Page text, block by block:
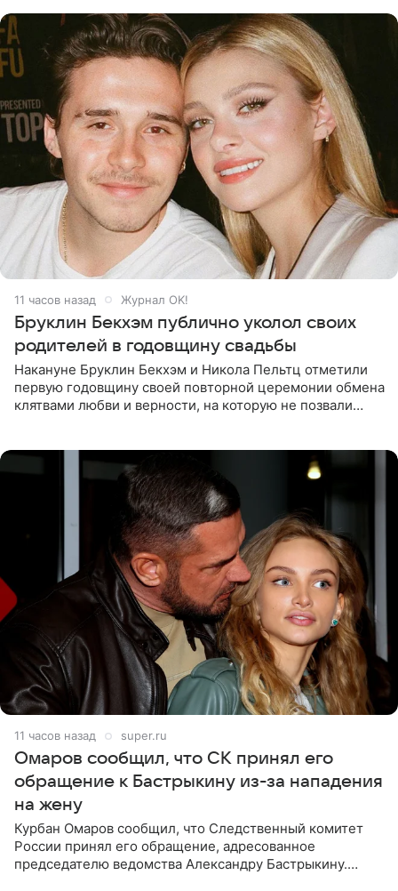
11 часов назад Журнал OK!
Бруклин Бекхэм публично уколол своих
родителей в годовщину свадьбы
Накануне Бруклин Бекхэм и Никола Пельтц отметили
первую годовщину своей повторной церемонии обмена
клятвами любви и верности, на которую не позвали
11 часов назад super.ru
Омаров сообщил, что СК принял его
обращение к Бастрыкину из-за нападения
на жену
Курбан Омаров сообщил, что Следственный комитет
России принял его обращение, адресованное
председателю ведомства Александру Бастрыкину.